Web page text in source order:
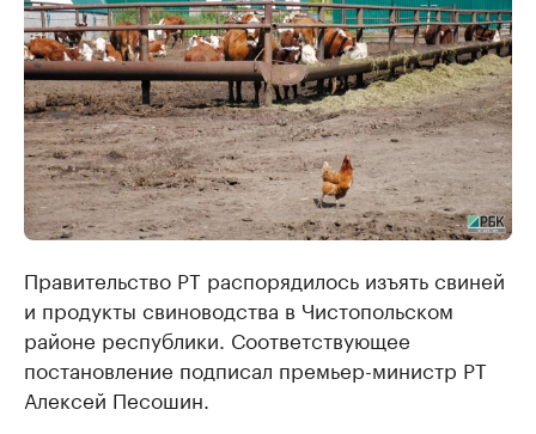
Правительство РТ распорядилось изъять свиней
и продукты свиноводства в Чистопольском
районе республики. Соответствующее
постановление подписал премьер-министр РТ
Алексей Песошин.